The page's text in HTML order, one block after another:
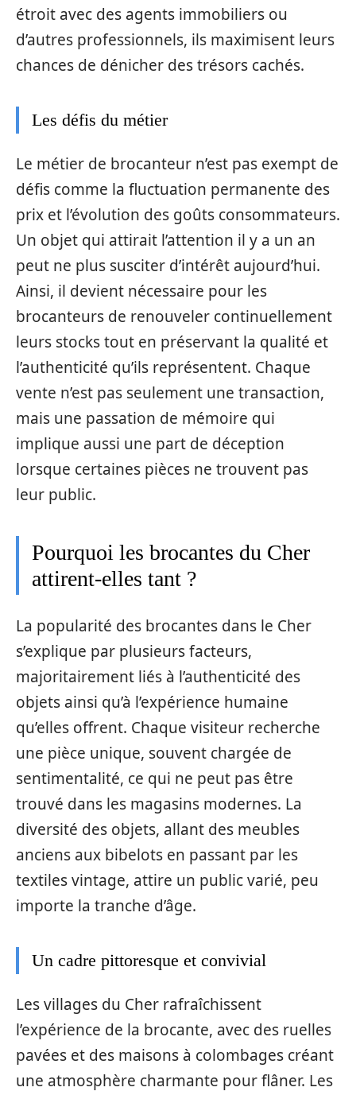
étroit avec des agents immobiliers ou
d’autres professionnels, ils maximisent leurs
chances de dénicher des trésors cachés.
Les défis du métier
Le métier de brocanteur n’est pas exempt de
défis comme la fluctuation permanente des
prix et l’évolution des goûts consommateurs.
Un objet qui attirait l’attention il y a un an
peut ne plus susciter d’intérêt aujourd’hui.
Ainsi, il devient nécessaire pour les
brocanteurs de renouveler continuellement
leurs stocks tout en préservant la qualité et
l’authenticité qu’ils représentent. Chaque
vente n’est pas seulement une transaction,
mais une passation de mémoire qui
implique aussi une part de déception
lorsque certaines pièces ne trouvent pas
leur public.
Pourquoi les brocantes du Cher
attirent-elles tant ?
La popularité des brocantes dans le Cher
s’explique par plusieurs facteurs,
majoritairement liés à l’authenticité des
objets ainsi qu’à l’expérience humaine
qu’elles offrent. Chaque visiteur recherche
une pièce unique, souvent chargée de
sentimentalité, ce qui ne peut pas être
trouvé dans les magasins modernes. La
diversité des objets, allant des meubles
anciens aux bibelots en passant par les
textiles vintage, attire un public varié, peu
importe la tranche d’âge.
Un cadre pittoresque et convivial
Les villages du Cher rafraîchissent
l’expérience de la brocante, avec des ruelles
pavées et des maisons à colombages créant
une atmosphère charmante pour flâner. Les